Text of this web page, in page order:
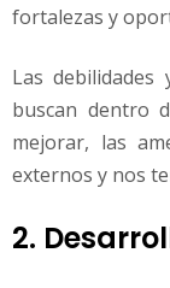
fortalezas y
Las
buscan dentro
mejorar, las
externos y nos
2.